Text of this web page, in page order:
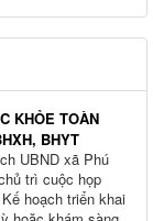
KHỎE TOÀN
BHYT
UBND xã Phú
trì cuộc họp
hoạch triển khai